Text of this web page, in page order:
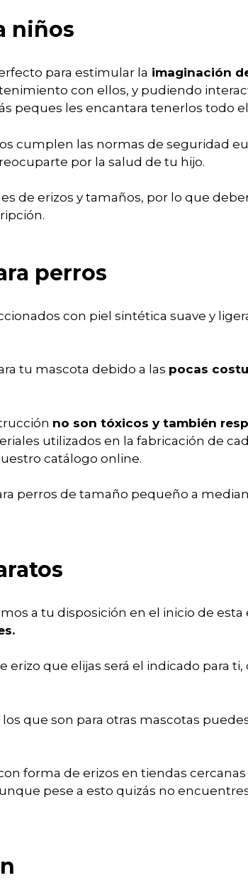
niños
para estimular la imaginación
con ellos, y pudiendo
peques les encantara tenerlos todo
cumplen las normas de seguridad
por la salud de tu hijo.
de erizos y tamaños, por lo que
perros
con piel sintética suave y
tu mascota debido a las pocas
no son tóxicos y también
utilizados en la fabricación de
catálogo online.
perros de tamaño pequeño a
a tu disposición en el inicio de
que elijas será el indicado para ti,
que son para otras mascotas
forma de erizos en tiendas
pese a esto quizás no